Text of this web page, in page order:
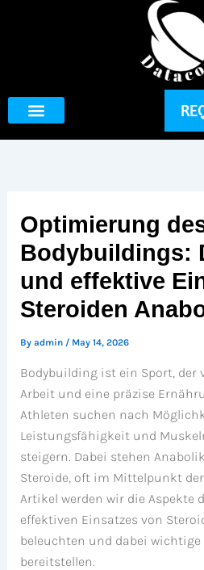
Optimierung
Bodybuildings:
und effektive
Steroiden
By admin / May 14, 2026
Bodybuilding ist ein Sport, der
Arbeit und eine präzise
Athleten suchen nach
Leistungsfähigkeit und
steigern. Dabei stehen
Steroide, oft im Mittelpunkt
Artikel werden wir die Aspekte
effektiven Einsatzes von
beleuchten und dabei
bereitstellen.